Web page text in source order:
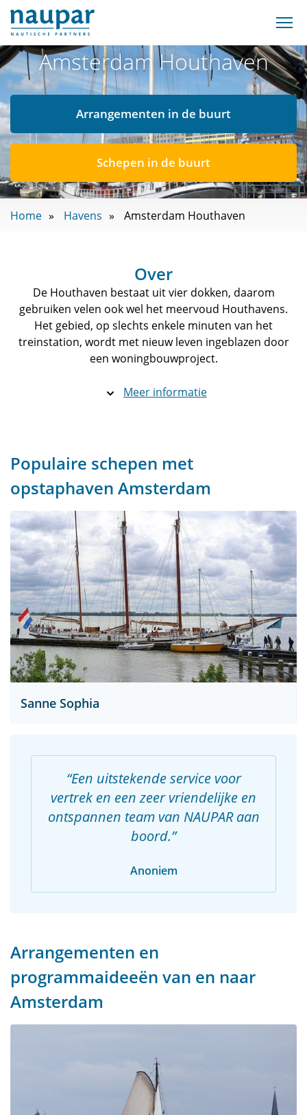
Amsterdam Houthaven
Arrangementen in de buurt
Schepen in de buurt
Home Havens Amsterdam Houthaven
Over
De Houthaven bestaat uit vier dokken, daarom
gebruiken velen ook wel het meervoud Houthavens.
Het gebied, op slechts enkele minuten van het
treinstation, wordt met nieuw leven ingeblazen door
een woningbouwproject.
Meer informatie
Populaire schepen met
opstaphaven Amsterdam
Sanne Sophia
Een uitstekende service voor
vertrek en een zeer vriendelijke en
ontspannen team van NAUPAR aan
boord.
Anoniem
Arrangementen en
programmaideeën van en naar
Amsterdam